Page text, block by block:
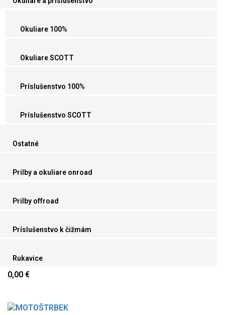
Okuliare 100%
Okuliare SCOTT
Príslušenstvo 100%
Príslušenstvo SCOTT
Ostatné
Prilby a okuliare onroad
Prilby offroad
Príslušenstvo k čižmám
Rukavice
0,00 €